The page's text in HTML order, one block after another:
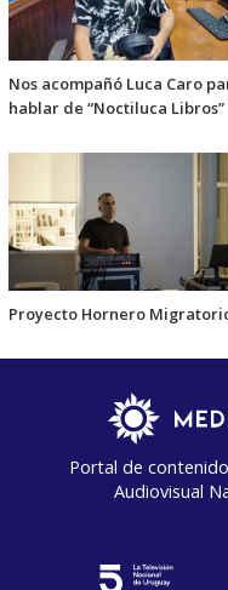
Nos acompañó Luca Caro
hablar de “Noctiluca Libros”
Proyecto Hornero
Portal de
Audiovisual